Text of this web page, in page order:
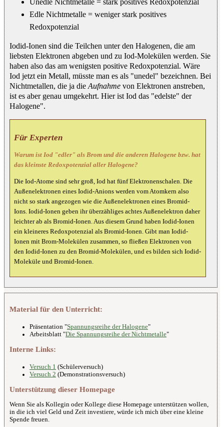
Edle Nichtmetalle = weniger stark positives
Redoxpotenzial
Iodid-Ionen sind die Teilchen unter den Halogenen, die am
liebsten Elektronen abgeben und zu Iod-Molekülen werden. Sie
haben also das am wenigsten positive Redoxpotenzial. Wäre
Iod jetzt ein Metall, müsste man es als "unedel" bezeichnen. Bei
Nichtmetallen, die ja die Aufnahme von Elektronen anstreben,
ist es aber genau umgekehrt. Hier ist Iod das "edelste" der
Halogene".
Für Experten
Warum ist Iod "edler" als Brom und die anderen Halogene bzw. hat
das kleinste Redoxpotenzial aller Halogene?
Die Iod-Atome sind sehr groß, Iod hat fünf Elektronenschalen. Die
Außenelektronen eines Iodid-Anions werden vom Atomkern also
nicht so stark angezogen wie die Außenelektronen eines Bromid-
Ions. Iodid-Ionen geben ihr überzähliges achtes Außenelektron daher
leichter ab als Bromid-Ionen. Aus diesem Grund haben Iodid-Ionen
ein kleineres Redoxpotenzial als Bromid-Ionen. Gibt man Iodid-
Ionen mit Brom-Molekülen zusammen, so fließen Elektronen von
den Iodid-Ionen zu den Bromid-Molekülen, und es bilden sich Iodid-
Moleküle und Bromid-Ionen.
Material für den Unterricht:
Präsentation "Spannungsreihe der Halogene"
Arbeitsblatt "Die Spannungsreihe der Nichtmetalle"
Interne Links:
Versuch 1 (Schülerversuch)
Versuch 2 (Demonstrationsversuch)
Unterstützung dieser Homepage
Wenn Sie als Kollegin oder Kollege diese Homepage unterstützen wollen,
in die ich viel Geld und Zeit investiere, würde ich mich über eine kleine
Spende freuen.